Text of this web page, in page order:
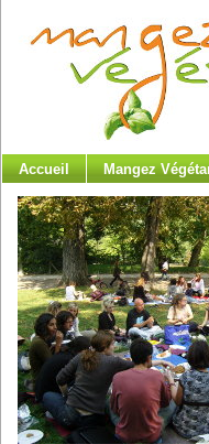
Accueil Mangez